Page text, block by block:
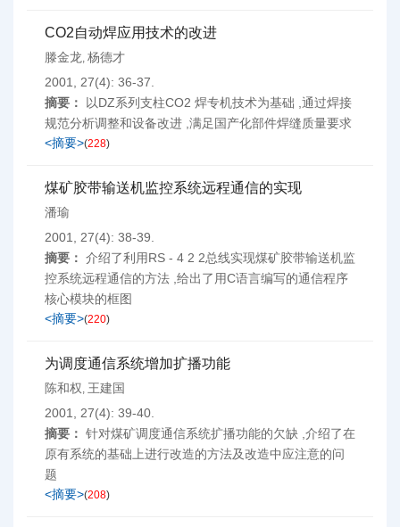
CO2自动焊应用技术的改进
滕金龙, 杨德才
2001, 27(4): 36-37.
摘要：
以DZ系列支柱CO2 焊专机技术为基础 ,通过焊接
规范分析调整和设备改进 ,满足国产化部件焊缝质量要求
<摘要>(228)
煤矿胶带输送机监控系统远程通信的实现
潘瑜
2001, 27(4): 38-39.
摘要： 介绍了利用RS - 4 2 2总线实现煤矿胶带输送机监
控系统远程通信的方法 ,给出了用C语言编写的通信程序
核心模块的框图
<摘要>(220)
为调度通信系统增加扩播功能
陈和权, 王建国
2001, 27(4): 39-40.
摘要： 针对煤矿调度通信系统扩播功能的欠缺 ,介绍了在
原有系统的基础上进行改造的方法及改造中应注意的问
题
<摘要>(208)